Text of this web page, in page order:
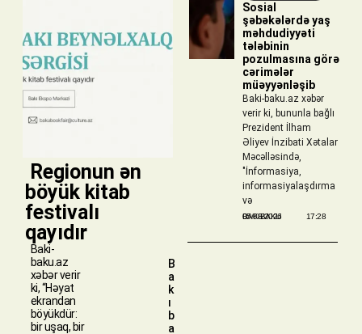
​ Regionun ən
böyük kitab
festivalı
qayıdır
Baki-
baku.az
xəbər verir
ki, “Həyat
ekrandan
böyükdür:
bir uşaq, bir
B
a
k
ı
b
a
Sosial
şəbəkələrdə yaş
məhdudiyyəti
tələbinin
pozulmasına görə
cərimələr
müəyyənləşib
Baki-baku.az xəbər
verir ki, bununla bağlı
Prezident İlham
Əliyev İnzibati Xətalar
Məcəlləsində,
"İnformasiya,
informasiyalaşdırma
və
BAKIBAKU
05/08/2026 17:28